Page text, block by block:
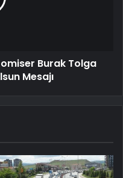
Burak Tolga
Mesajı